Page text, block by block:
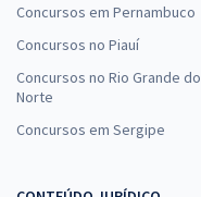
Concursos em Pernambuco
Concursos no Piauí
Concursos no Rio Grande do
Norte
Concursos em Sergipe